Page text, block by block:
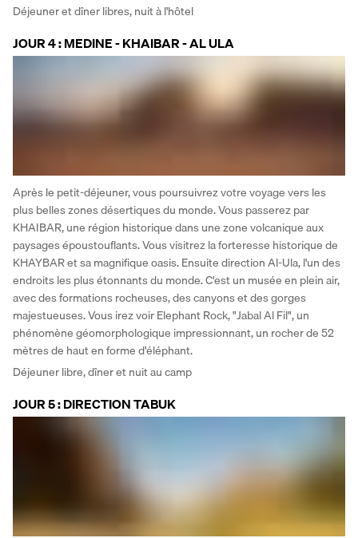
Déjeuner et dîner libres, nuit à l'hôtel
JOUR 4 : MEDINE - KHAIBAR - AL ULA
Après le petit-déjeuner, vous poursuivrez votre voyage vers les
plus belles zones désertiques du monde. Vous passerez par
KHAIBAR, une région historique dans une zone volcanique aux
paysages époustouflants. Vous visitrez la forteresse historique de
KHAYBAR et sa magnifique oasis. Ensuite direction Al-Ula, l'un des
endroits les plus étonnants du monde. C'est un musée en plein air,
avec des formations rocheuses, des canyons et des gorges
majestueuses. Vous irez voir Elephant Rock, "Jabal Al Fil", un
phénomène géomorphologique impressionnant, un rocher de 52
mètres de haut en forme d'éléphant.
Déjeuner libre, dîner et nuit au camp
JOUR 5 : DIRECTION TABUK